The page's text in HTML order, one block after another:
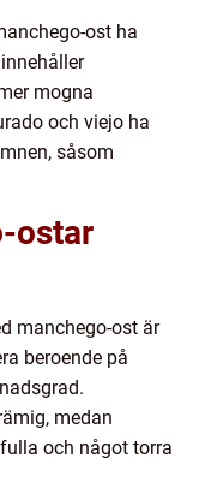
ost ha
mogna
och viejo ha
såsom
ostar
manchego-ost är
beroende på
medan
och något torra